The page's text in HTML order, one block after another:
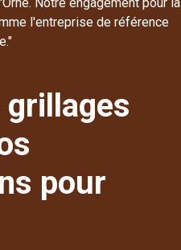
l'entreprise de référence
pour